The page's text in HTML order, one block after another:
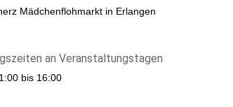
Mädchenflohmarkt in Erlangen
an Veranstaltungstagen
bis 16:00